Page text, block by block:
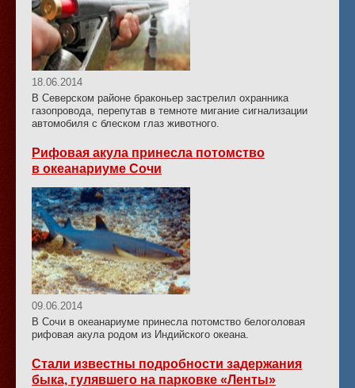
18.06.2014
В Северском районе браконьер застрелил охранника
газопровода, перепутав в темноте мигание сигнализации
автомобиля с блеском глаз животного.
Рифовая акула принесла потомство
в океанариуме Сочи
09.06.2014
В Сочи в океанариуме принесла потомство белоголовая
рифовая акула родом из Индийского океана.
Стали известны подробности задержания
быка, гулявшего на парковке «Ленты»